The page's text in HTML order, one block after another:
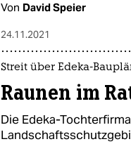
Von David Speier
24.11.2021
Streit über Edeka-
Raunen im
Die Edeka-